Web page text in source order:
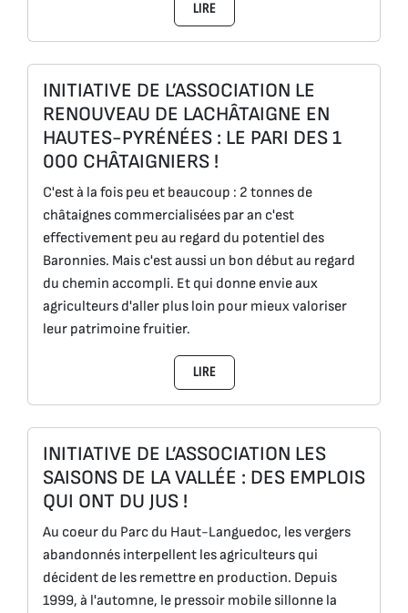
LIRE
INITIATIVE DE L’ASSOCIATION LE
RENOUVEAU DE LACHÂTAIGNE EN
HAUTES-PYRÉNÉES : LE PARI DES 1
000 CHÂTAIGNIERS !
C'est à la fois peu et beaucoup : 2 tonnes de
châtaignes commercialisées par an c'est
effectivement peu au regard du potentiel des
Baronnies. Mais c'est aussi un bon début au regard
du chemin accompli. Et qui donne envie aux
agriculteurs d'aller plus loin pour mieux valoriser
leur patrimoine fruitier.
LIRE
INITIATIVE DE L’ASSOCIATION LES
SAISONS DE LA VALLÉE : DES EMPLOIS
QUI ONT DU JUS !
Au coeur du Parc du Haut-Languedoc, les vergers
abandonnés interpellent les agriculteurs qui
décident de les remettre en production. Depuis
1999, à l'automne, le pressoir mobile sillonne la